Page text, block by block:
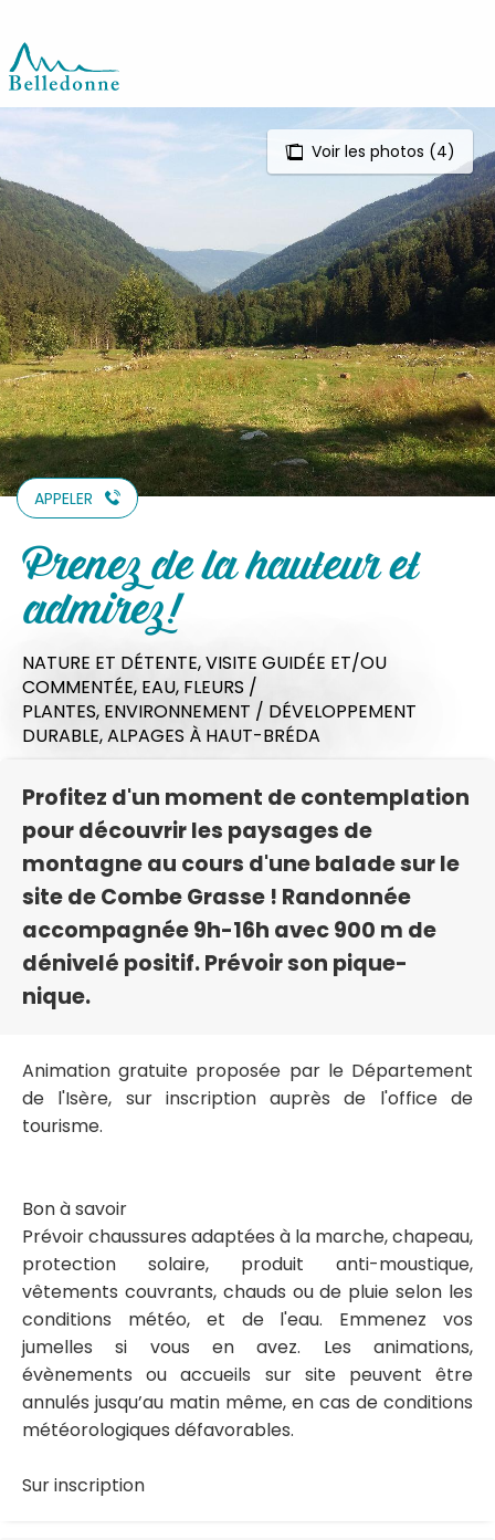
contenu
principal
Voir les photos (4)
APPELER
Prenez de la hauteur et
admirez!
NATURE ET DÉTENTE,VISITE GUIDÉE ET/OU
COMMENTÉE, EAU, FLEURS /
PLANTES, ENVIRONNEMENT / DÉVELOPPEMENT
DURABLE,ALPAGES À HAUT-BRÉDA
Profitez d'un moment de contemplation
pour découvrir les paysages de
montagne au cours d'une balade sur le
site de Combe Grasse ! Randonnée
accompagnée 9h-16h avec 900 m de
dénivelé positif. Prévoir son pique-
nique.
Animation gratuite proposée par le Département
de l'Isère, sur inscription auprès de l'office de
tourisme.
Bon à savoir
Prévoir chaussures adaptées à la marche, chapeau,
protection solaire, produit anti-moustique,
vêtements couvrants, chauds ou de pluie selon les
conditions météo, et de l'eau. Emmenez vos
jumelles si vous en avez. Les animations,
évènements ou accueils sur site peuvent être
annulés jusqu’au matin même, en cas de conditions
météorologiques défavorables.
Sur inscription